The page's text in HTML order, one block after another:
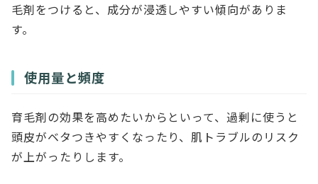
毛剤をつけると、成分が浸透しやすい傾向がありま
す。
使用量と頻度
育毛剤の効果を高めたいからといって、過剰に使うと
頭皮がベタつきやすくなったり、肌トラブルのリスク
が上がったりします。